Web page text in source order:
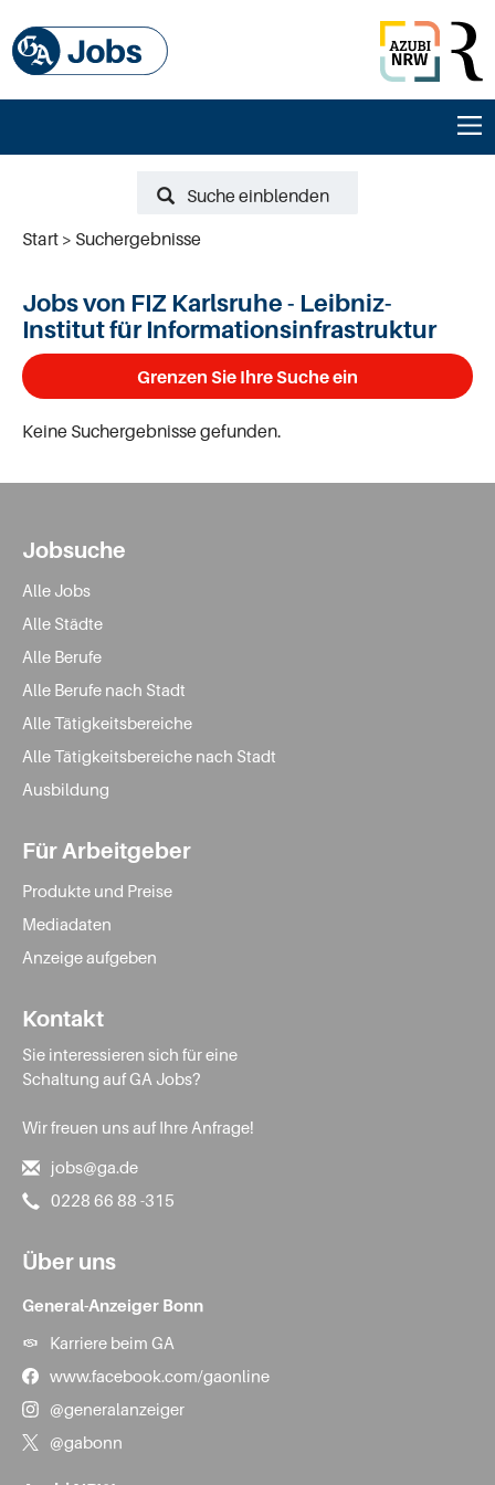
Suche einblenden
Start
Suchergebnisse
Jobs von FIZ Karlsruhe - Leibniz-
Institut für Informationsinfrastruktur
Grenzen Sie Ihre Suche ein
Keine Suchergebnisse gefunden.
Jobsuche
Alle Jobs
Alle Städte
Alle Berufe
Alle Berufe nach Stadt
Alle Tätigkeitsbereiche
Alle Tätigkeitsbereiche nach Stadt
Ausbildung
Für Arbeitgeber
Produkte und Preise
Mediadaten
Anzeige aufgeben
Kontakt
Sie interessieren sich für eine
Schaltung auf GA Jobs?
Wir freuen uns auf Ihre Anfrage!
jobs@ga.de
0228 66 88 -315
Über uns
General-Anzeiger Bonn
Karriere beim GA
www.facebook.com/gaonline
@generalanzeiger
@gabonn